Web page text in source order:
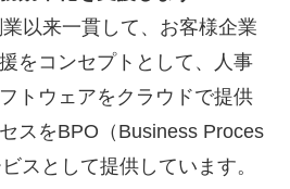
以来一貫して、お客様企業
をコンセプトとして、人事
トウェアをクラウドで提供
スをBPO（Business Proces
スとして提供しています。